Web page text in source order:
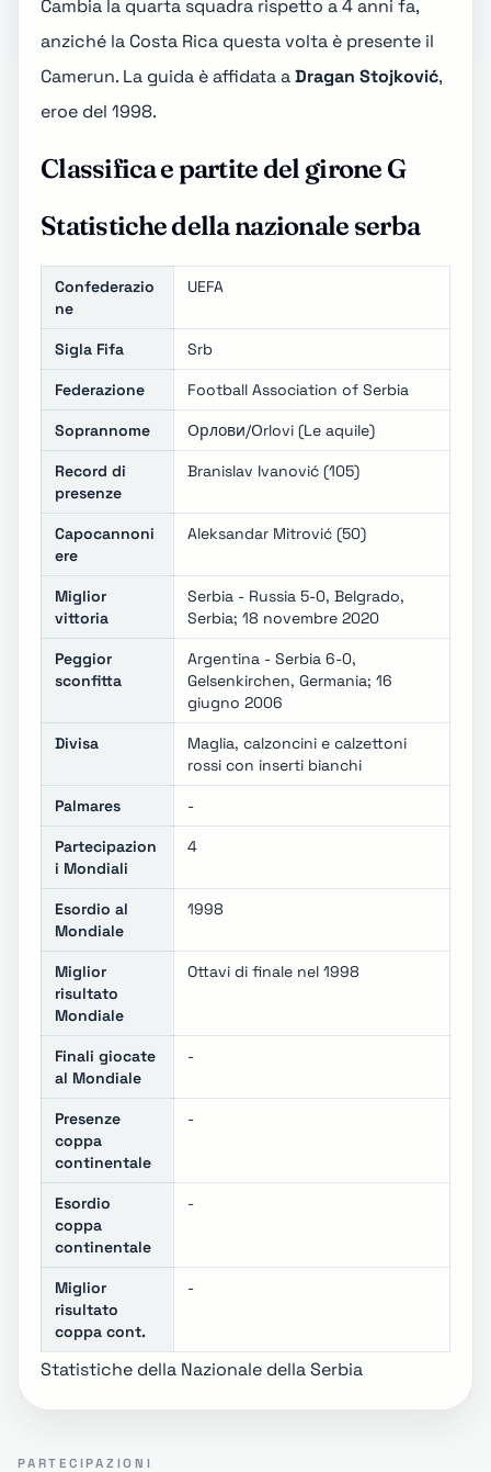
Cambia la quarta squadra rispetto a 4 anni fa,
anziché la Costa Rica questa volta è presente il
Camerun. La guida è affidata aDragan Stojković,
eroe del 1998.
Classifica e partite del girone G
Statistiche della nazionale serba
Confederazio
ne
UEFA
Sigla Fifa Srb
Federazione Football Association of Serbia
Soprannome Орлови/Оrlovi (Le aquile)
Record di
presenze
Branislav Ivanović (105)
Capocannoni
ere
Aleksandar Mitrović (50)
Miglior
vittoria
Serbia - Russia 5-0, Belgrado,
Serbia; 18 novembre 2020
Peggior
sconfitta
Argentina - Serbia 6-0,
Gelsenkirchen, Germania; 16
giugno 2006
Divisa
Maglia, calzoncini e calzettoni
rossi con inserti bianchi
Palmares -
Partecipazion
i Mondiali
4
Esordio al
Mondiale
1998
Miglior
risultato
Mondiale
Ottavi di finale nel 1998
Finali giocate
al Mondiale
-
Presenze
coppa
continentale
-
Esordio
coppa
continentale
-
Miglior
risultato
coppa cont.
-
Statistiche della Nazionale della Serbia
PARTECIPAZIONI